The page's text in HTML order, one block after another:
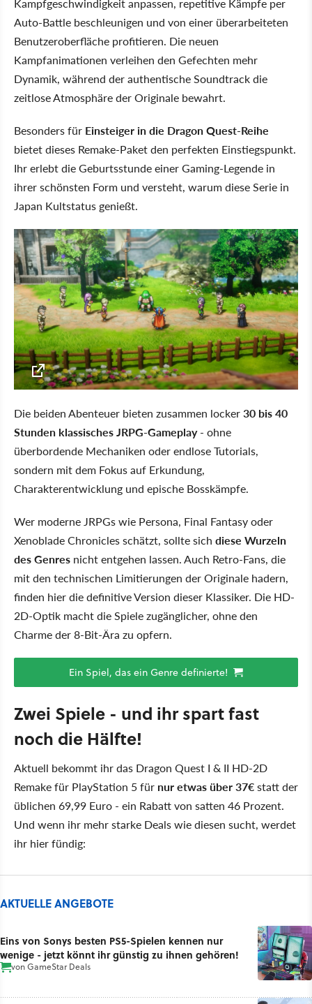
Auto-Battle beschleunigen und von einer überarbeiteten
Benutzeroberfläche profitieren. Die neuen
Kampfanimationen verleihen den Gefechten mehr
Dynamik, während der authentische Soundtrack die
zeitlose Atmosphäre der Originale bewahrt.
Besonders für Einsteiger in die Dragon Quest-Reihe
bietet dieses Remake-Paket den perfekten Einstiegspunkt.
Ihr erlebt die Geburtsstunde einer Gaming-Legende in
ihrer schönsten Form und versteht, warum diese Serie in
Japan Kultstatus genießt.
Die beiden Abenteuer bieten zusammen locker30 bis 40
Stunden klassisches JRPG-Gameplay- ohne
überbordende Mechaniken oder endlose Tutorials,
sondern mit dem Fokus auf Erkundung,
Charakterentwicklung und epische Bosskämpfe.
Wer moderne JRPGs wie Persona, Final Fantasy oder
Xenoblade Chronicles schätzt, sollte sich diese Wurzeln
des Genres nicht entgehen lassen. Auch Retro-Fans, die
mit den technischen Limitierungen der Originale hadern,
finden hier die definitive Version dieser Klassiker. Die HD-
2D-Optik macht die Spiele zugänglicher, ohne den
Charme der 8-Bit-Ära zu opfern.
Ein Spiel, das ein Genre definierte!
Zwei Spiele - und ihr spart fast
noch die Hälfte!
Aktuell bekommt ihr das Dragon Quest I & II HD-2D
Remake für PlayStation 5 für nur etwas über 37€statt der
üblichen 69,99 Euro - ein Rabatt von satten 46 Prozent.
Und wenn ihr mehr starke Deals wie diesen sucht, werdet
ihr hier fündig:
AKTUELLE ANGEBOTE
Eins von Sonys besten PS5-Spielen kennen nur
wenige - jetzt könnt ihr günstig zu ihnen gehören!
vonGameStar Deals